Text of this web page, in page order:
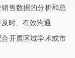
售数据的分析和总
时、有效沟通
开展区域学术或市